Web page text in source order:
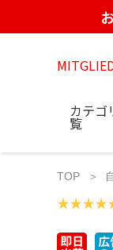
カテゴ
覧
TOP